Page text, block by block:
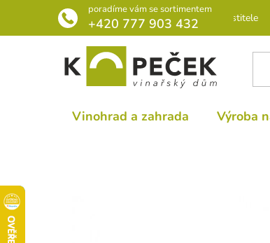
obsah
poradíme vám se sortimentem
+420 777 903 432Rádce pro pěstitele
Vinohrad a zahrada Výroba